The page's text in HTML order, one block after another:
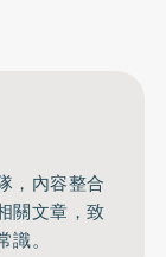
，內容整合
關文章，致
。